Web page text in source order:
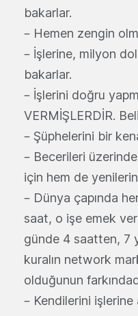
bakarlar.
– Hemen zengin
– İşlerine, milyon
bakarlar.
– İşlerini doğru
VERMİŞLERDİR.
– Şüphelerini bir
– Becerileri
için hem de
– Dünya çapında
saat, o işe emek
günde 4 saatten, 7
kuralın network
olduğunun
– Kendilerini işlerine